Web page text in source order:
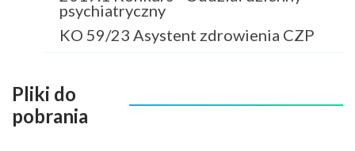
psychiatryczny
KO 59/23 Asystent zdrowienia CZP
Pliki do
pobrania